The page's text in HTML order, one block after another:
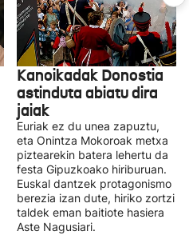
Kanoikadak Donostia
astinduta abiatu dira
jaiak
Euriak ez du unea zapuztu,
eta Onintza Mokoroak metxa
piztearekin batera lehertu da
festa Gipuzkoako hiriburuan.
Euskal dantzek protagonismo
berezia izan dute, hiriko zortzi
taldek eman baitiote hasiera
Aste Nagusiari.